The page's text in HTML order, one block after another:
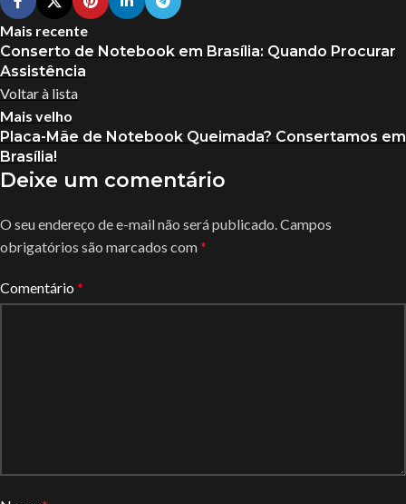
Mais recente
Conserto de Notebook em Brasília: Quando Procurar
Assistência
Voltar à lista
Mais velho
Placa-Mãe de Notebook Queimada? Consertamos em
Brasília!
Deixe um comentário
O seu endereço de e-mail não será publicado.Campos
obrigatórios são marcados com*
Comentário *